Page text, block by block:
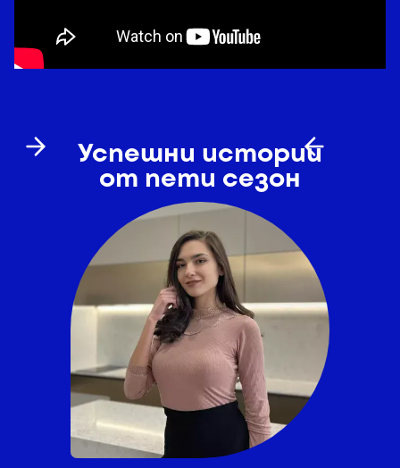
Успешни истории
от пети сезон